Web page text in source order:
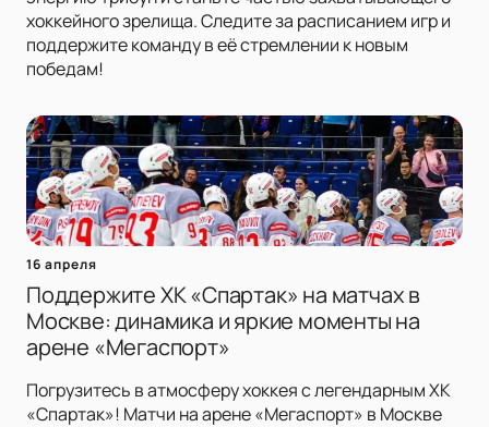
хоккейного зрелища. Следите за расписанием игр и
поддержите команду в её стремлении к новым
победам!
16 апреля
Поддержите ХК «Спартак» на матчах в
Москве: динамика и яркие моменты на
арене «Мегаспорт»
Погрузитесь в атмосферу хоккея с легендарным ХК
«Спартак»! Матчи на арене «Мегаспорт» в Москве